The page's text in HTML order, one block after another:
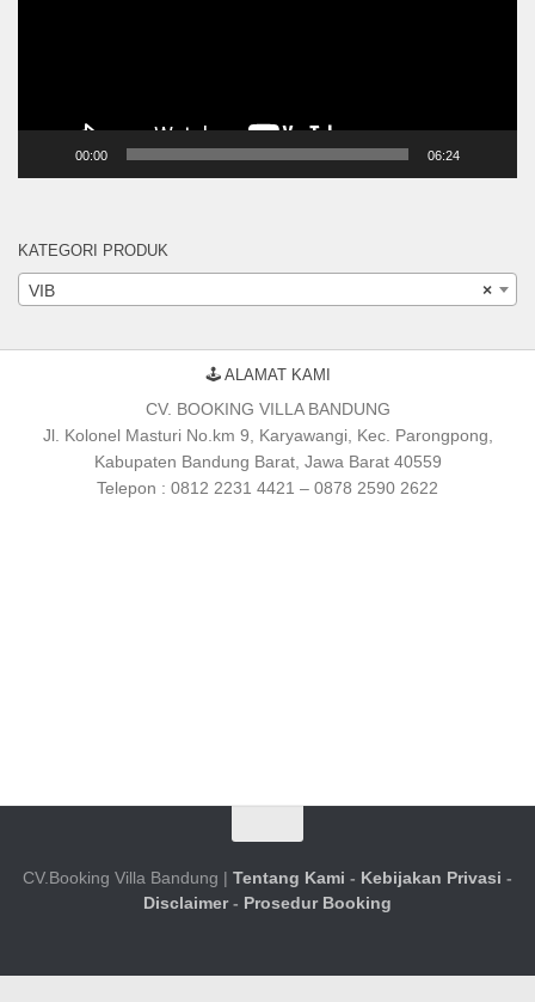
00:00 06:24
KATEGORI PRODUK
×
VIB
🕹 ALAMAT KAMI
CV. BOOKING VILLA BANDUNG
Jl. Kolonel Masturi No.km 9, Karyawangi, Kec. Parongpong,
Kabupaten Bandung Barat, Jawa Barat 40559
Telepon : 0812 2231 4421 – 0878 2590 2622
CV.Booking Villa Bandung | Tentang Kami - Kebijakan Privasi -
Disclaimer- Prosedur Booking